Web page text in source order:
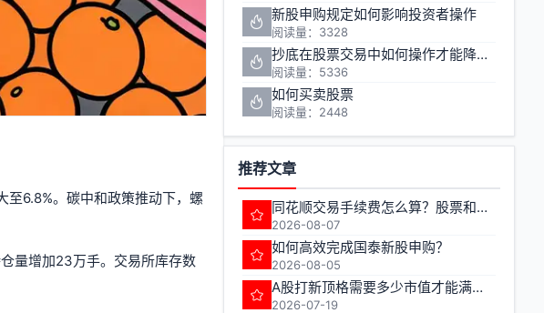
至6.8%。碳中和政策推动下，螺
量增加23万手。交易所库存数
新股申购规定如何影响投资者操作
阅读量：3328
抄底在股票交易中如何操作才能降低风险
阅读量：5336
如何买卖股票
阅读量：2448
推荐文章
同花顺交易手续费怎么算？股票和期货的费率有何不同？
2026-08-07
如何高效完成国泰新股申购？
2026-08-05
A股打新顶格需要多少市值才能满额申购
2026-07-19